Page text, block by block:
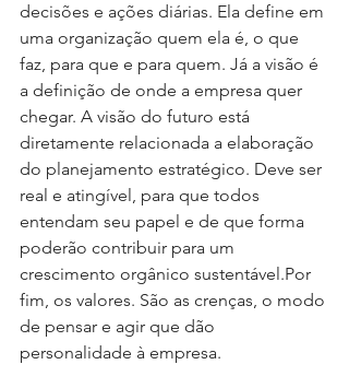
decisões e ações diárias. Ela define em
uma organização quem ela é, o que
faz, para que e para quem. Já a visão é
a definição de onde a empresa quer
chegar. A visão do futuro está
diretamente relacionada a elaboração
do planejamento estratégico. Deve ser
real e atingível, para que todos
entendam seu papel e de que forma
poderão contribuir para um
crescimento orgânico sustentável.Por
fim, os valores. São as crenças, o modo
de pensar e agir que dão
personalidade à empresa.